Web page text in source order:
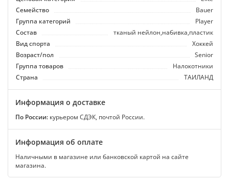
Семейство
Bauer
Группа категорий
Player
Состав
тканый нейлон,набивка,пластик
Вид спорта
Хоккей
Возраст/пол
Senior
Группа товаров
Налокотники
Страна
ТАИЛАНД
Информация о доставке
По России: курьером СДЭК, почтой России.
Информация об оплате
Наличными в магазине или банковской картой на сайте
магазина.